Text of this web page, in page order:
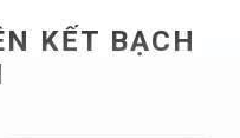
KẾT BẠCH